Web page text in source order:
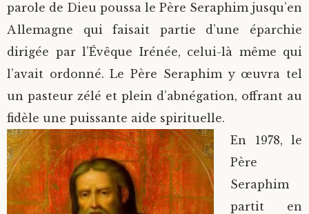
Père Héliodore
parole de Dieu poussa le Père Seraphim jusqu’en
Allemagne qui faisait partie d’une éparchie
dirigée par l’Évêque Irénée, celui-là même qui
l’avait ordonné. Le Père Seraphim y œuvra tel
un pasteur zélé et plein d’abnégation, offrant au
fidèle une puissante aide spirituelle.
En 1978, le
Père
Seraphim
partit en